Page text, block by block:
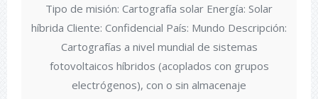
Tipo de misión: Cartografía solar Energía: Solar
híbrida Cliente: Confidencial País: Mundo Descripción:
Cartografías a nivel mundial de sistemas
fotovoltaicos híbridos (acoplados con grupos
electrógenos), con o sin almacenaje